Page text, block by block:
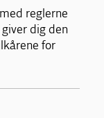
reglerne
dig den
for